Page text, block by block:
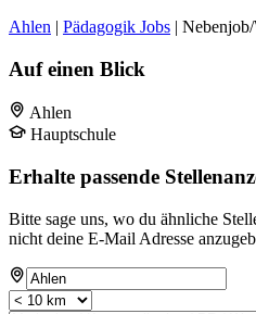
Ahlen | Pädagogik Jobs |
Auf einen Blick
Ahlen
Hauptschule
Erhalte passende
Bitte sage uns, wo du ähnliche
nicht deine E-Mail Adresse